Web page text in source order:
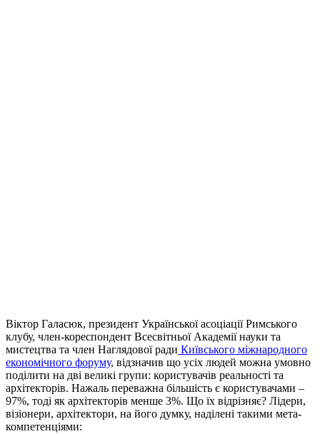
Віктор Галасюк, президент Української асоціації Римського
клубу, член-кореспондент Всесвітньої Академії науки та
мистецтва та член Наглядової ради Київського міжнародного
економічного форуму, відзначив що усіх людей можна умовно
поділити на дві великі групи: користувачів реальності та
архітекторів. Нажаль переважна більшість є користувачами –
97%, тоді як архітекторів менше 3%. Що їх відрізняє? Лідери,
візіонери, архітектори, на його думку, наділені такими мета-
компетенціями: